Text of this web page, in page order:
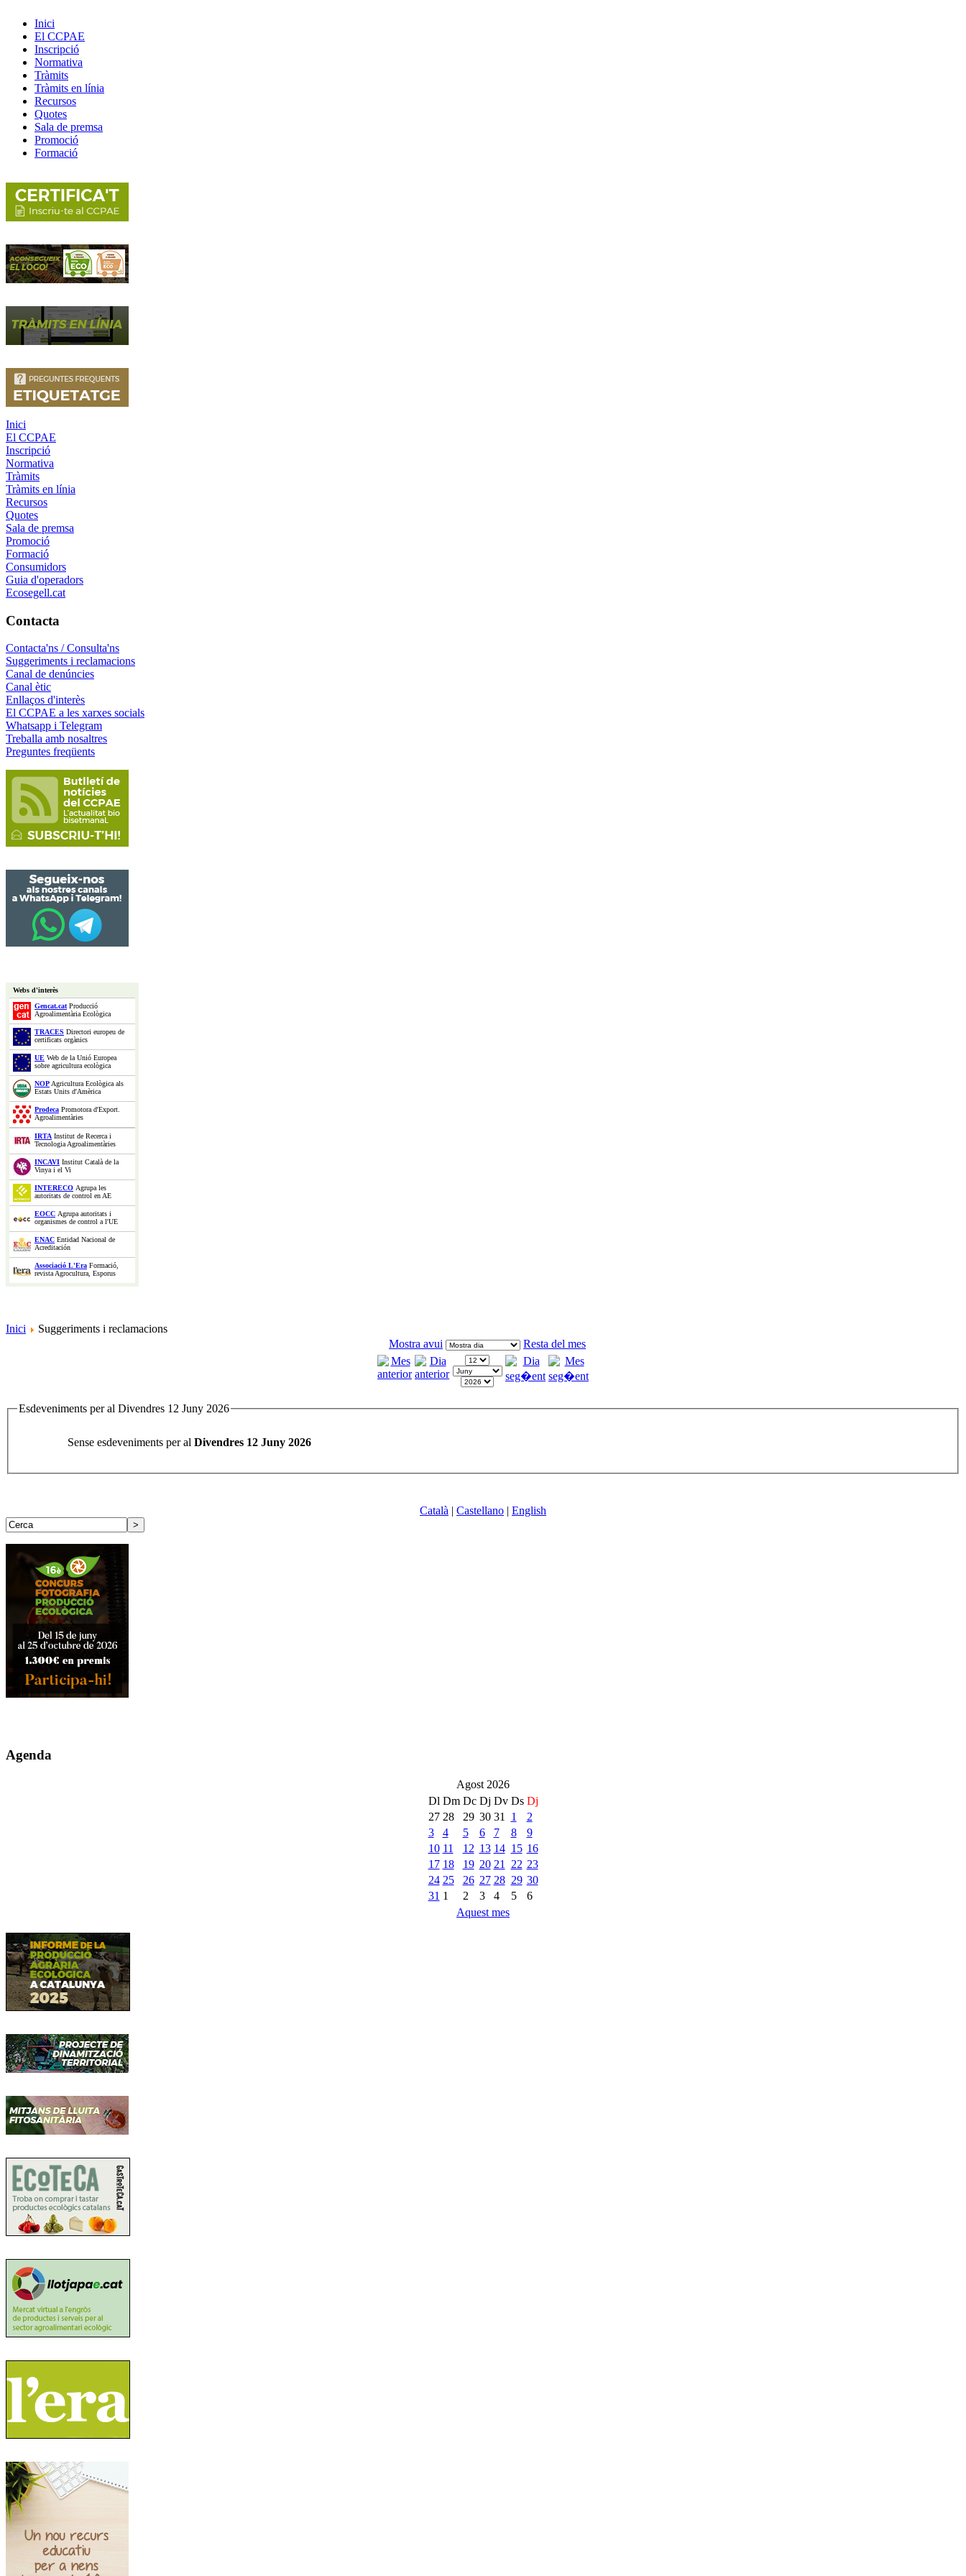
Inici
El CCPAE
Inscripció
Normativa
Tràmits
Tràmits en línia
Recursos
Quotes
Sala de premsa
Promoció
Formació
Inici
El CCPAE
Inscripció
Normativa
Tràmits
Tràmits en línia
Recursos
Quotes
Sala de premsa
Promoció
Formació
Consumidors
Guia d'operadors
Ecosegell.cat
Contacta
Contacta'ns / Consulta'ns
Suggeriments i reclamacions
Canal de denúncies
Canal ètic
Enllaços d'interès
El CCPAE a les xarxes socials
Whatsapp i Telegram
Treballa amb nosaltres
Preguntes freqüents
Webs d'interès
Gencat.catProducció
Agroalimentària Ecològica
TRACES Directori europeu de
certificats orgànics
UE Web de la Unió Europea
sobre agricultura ecològica
NOPAgricultura Ecològica als
Estats Units d'Amèrica
Prodeca Promotora d'Export.
Agroalimentàries
IRTA Institut de Recerca i
Tecnologia Agroalimentàries
INCAVI Institut Català de la
Vinya i el Vi
INTERECO Agrupa les
autoritats de control en AE
EOCC Agrupa autoritats i
organismes de control a l'UE
ENAC Entidad Nacional de
Acreditación
Associació L'Era Formació,
revista Agrocultura, Esporus
Inici
Suggeriments i reclamacions
Mostra avui
Resta del mes
Esdeveniments per al Divendres 12 Juny 2026
Sense esdeveniments per al Divendres 12 Juny 2026
Català | Castellano | English
Agenda
Agost 2026
Dl Dm Dc Dj Dv Ds Dj
27 28 29 30 31 1
2
3
4 5 6 7 8
9
10 11 12 13 14 15 16
17 18 19 20 21 22 23
24 25 26 27 28 29 30
31 1 2 3 4 5
6
Aquest mes